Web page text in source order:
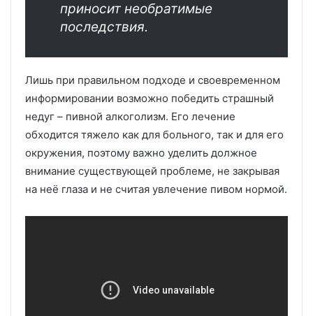
приносит необратимые
последствия.
Лишь при правильном подходе и своевременном
информировании возможно победить страшный
недуг – пивной алкоголизм. Его лечение
обходится тяжело как для больного, так и для его
окружения, поэтому важно уделить должное
внимание существующей проблеме, не закрывая
на неё глаза и не считая увлечение пивом нормой.